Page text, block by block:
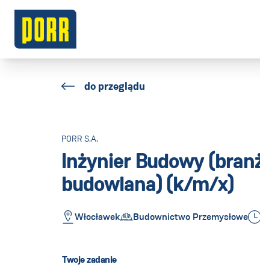
do przeglądu
PORR S.A.
Inżynier Budowy
budowlana) (k/m/x)
Włocławek Budownictwo Przemysłowe
Twoje zadanie